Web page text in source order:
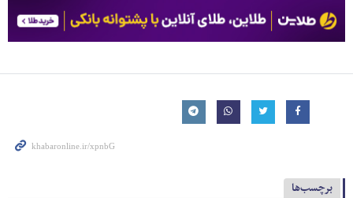
برچسب‌ها